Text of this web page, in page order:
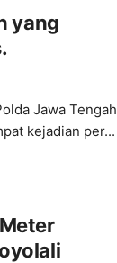
yang
Jawa Tengah
kejadian per...